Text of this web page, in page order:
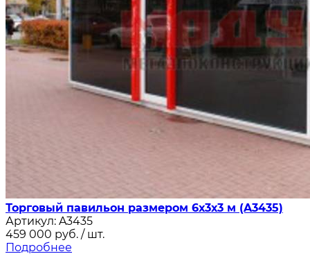
Торговый павильон размером 6х3х3 м (A3435)
Артикул: A3435
459 000 руб. / шт.
Подробнее